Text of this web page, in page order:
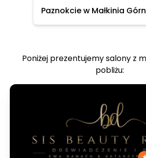
Paznokcie w Małkinia
Poniżej prezentujemy salony z
pobliżu: